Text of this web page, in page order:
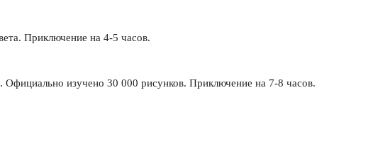
Приключение на 4-5 часов.
изучено 30 000 рисунков. Приключение на 7-8 часов.